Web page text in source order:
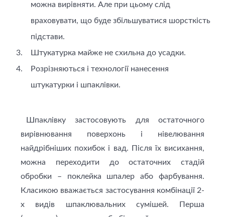
можна вирівняти. Але при цьому слід
враховувати, що буде збільшуватися шорсткість
підстави.
Штукатурка майже не схильна до усадки.
Розрізняються і технології нанесення
штукатурки і шпаклівки.
Шпаклівку застосовують для остаточного
вирівнювання поверхонь і нівелювання
найдрібніших похибок і вад. Після їх висихання,
можна переходити до остаточних стадій
обробки – поклейка шпалер або фарбування.
Класикою вважається застосування комбінації 2-
х видів шпаклювальних сумішей. Перша